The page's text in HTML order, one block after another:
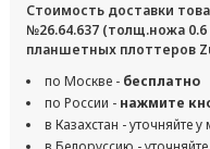
Стоимость доставки
№26.64.637 (толщ.ножа
планшетных плоттеров
по Москве - бесплатно
по России - нажмите
в Казахстан - уточняйте